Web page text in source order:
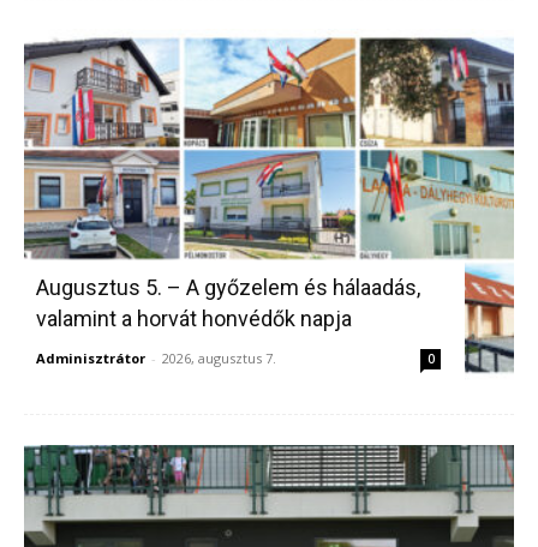
Augusztus 5. – A győzelem és hálaadás,
valamint a horvát honvédők napja
Adminisztrátor - 2026, augusztus 7. 0